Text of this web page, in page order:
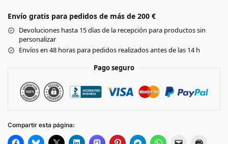
Black
FUCHSIA
FLUOR
GOLD
ROYAL
BLUE
Envío gratis para pedidos de más de 200 €
Devoluciones hasta 15 días de la recepción para productos sin
personalizar
Envíos en 48 horas para pedidos realizados antes de las 14 h
Pago seguro
Compartir esta página: